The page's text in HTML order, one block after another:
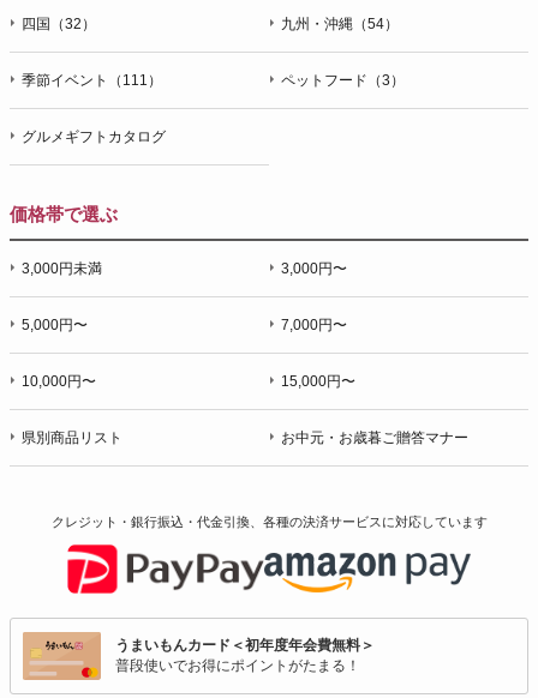
四国（32） 九州・沖縄（54）
季節イベント（111） ペットフード（3）
グルメギフトカタログ
価格帯で選ぶ
3,000円未満 3,000円〜
5,000円〜 7,000円〜
10,000円〜 15,000円〜
県別商品リスト お中元・お歳暮ご贈答マナー
クレジット・銀行振込・代金引換、各種の決済サービスに対応しています
うまいもんカード＜初年度年会費無料＞
普段使いでお得にポイントがたまる！